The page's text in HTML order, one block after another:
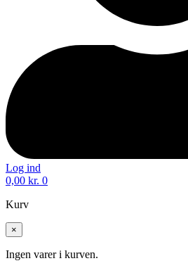
Log ind
0,00 kr. 0
Kurv
×
Ingen varer i kurven.